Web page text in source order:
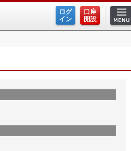
ログ
イン
口座
開設